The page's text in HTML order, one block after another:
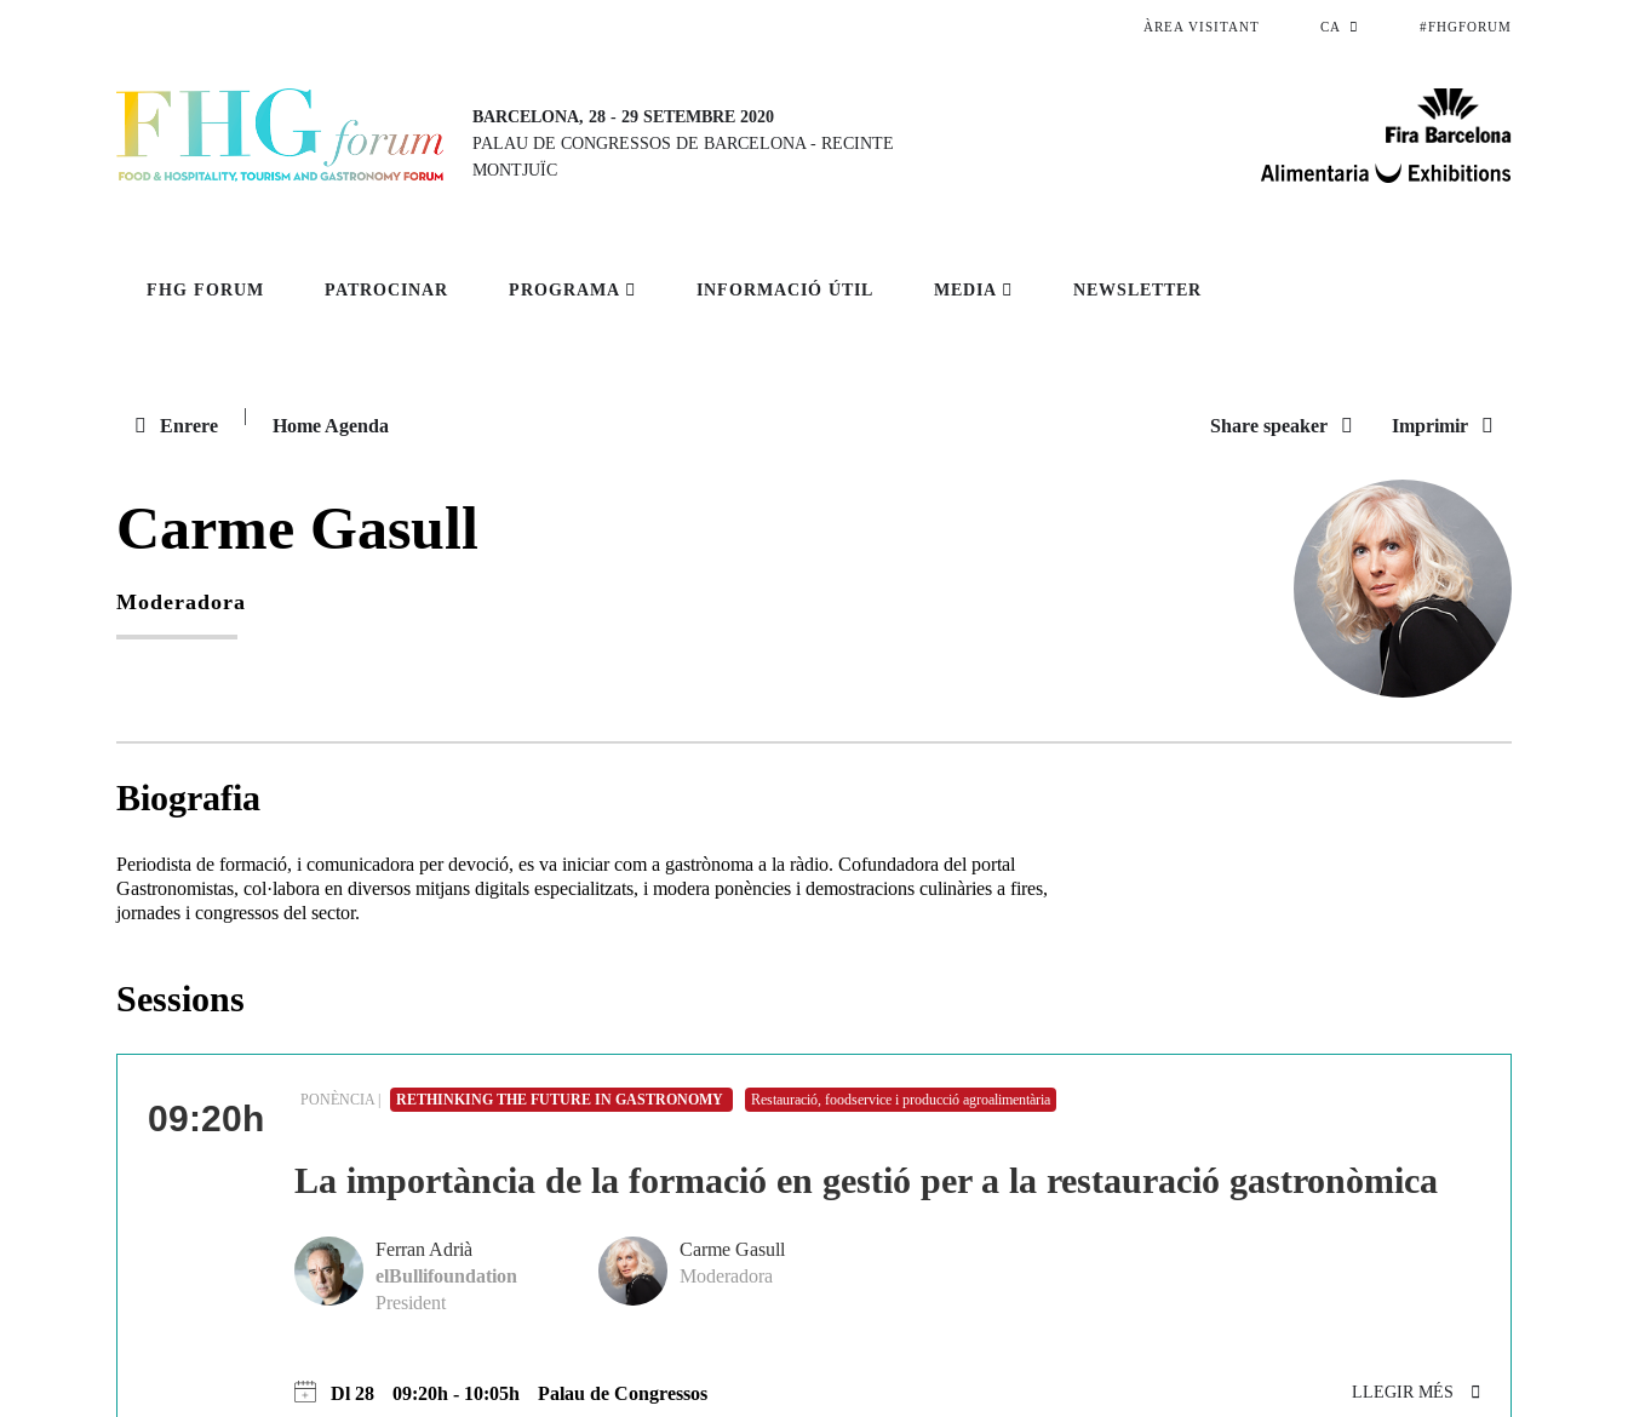
ÀREA VISITANT CA #FHGFORUM
BARCELONA, 28 - 29 SETEMBRE 2020
PALAU DE CONGRESSOS DE BARCELONA- RECINTE
MONTJUÏC
FHG FORUM PATROCINAR PROGRAMA INFORMACIÓ ÚTIL MEDIA NEWSLETTER
Enrere
|
Home Agenda Share speaker Imprimir
Carme Gasull
Moderadora
Biografia
Periodista de formació, i comunicadora per devoció, es va iniciar com a gastrònoma a la ràdio. Cofundadora del portal
Gastronomistas, col·labora en diversos mitjans digitals especialitzats, i modera ponències i demostracions culinàries a fires,
jornades i congressos del sector.
Sessions
09:20h PONÈNCIA | RETHINKING THE FUTURE IN GASTRONOMY Restauració, foodservice i producció agroalimentària
La importància de la formació en gestió per a la restauració gastronòmica
Ferran Adrià
elBullifoundation
President
Carme Gasull
Moderadora
Dl 28 09:20h - 10:05h Palau de Congressos LLEGIR MÉS